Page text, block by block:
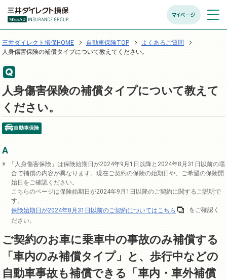
マイページ メニュ
開く
三井ダイレクト損保HOME 自動車保険TOP
よくあるご質問
人身傷害保険の補償タイプについて教えてください。
人身傷害保険の補償タイプについて教えて
ください。
自動車保険
「人身傷害保険」は保険始期日が2024年9月1日以降と2024年8月31日以前の場
合で補償の内容が異なります。現在ご契約の保険の始期日や、ご希望の保険開
始日をご確認ください。
こちらのページは保険始期日が2024年9月1日以降のご契約に関するご説明で
す。
保険始期日が2024年8月31日以前のご契約についてはこちら
をご確認く
ださい。
ご契約のお車に乗車中の事故のみ補償する
「車内のみ補償タイプ」と、歩行中などの
自動車事故も補償できる「車内・車外補償